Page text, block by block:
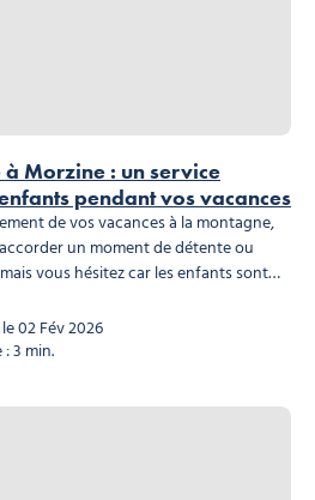
Morzine : un service
pendant vos vacances
de vos vacances à la montagne,
un moment de détente ou
vous hésitez car les enfants sont
là pour vous simplifier la vie en
02 Fév 2026
3 min.
vidéo